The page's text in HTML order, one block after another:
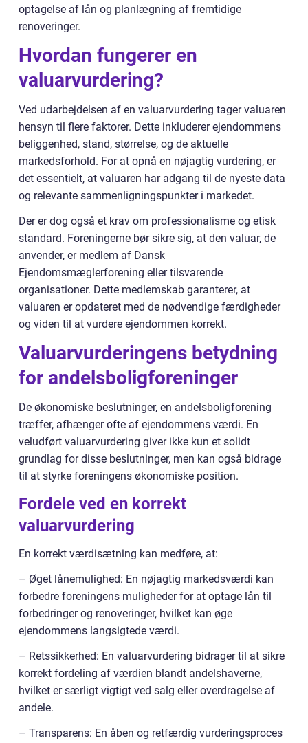
optagelse af lån og planlægning af fremtidige
renoveringer.
Hvordan fungerer en
valuarvurdering?
Ved udarbejdelsen af en valuarvurdering tager valuaren
hensyn til flere faktorer. Dette inkluderer ejendommens
beliggenhed, stand, størrelse, og de aktuelle
markedsforhold. For at opnå en nøjagtig vurdering, er
det essentielt, at valuaren har adgang til de nyeste data
og relevante sammenligningspunkter i markedet.
Der er dog også et krav om professionalisme og etisk
standard. Foreningerne bør sikre sig, at den valuar, de
anvender, er medlem af Dansk
Ejendomsmæglerforening eller tilsvarende
organisationer. Dette medlemskab garanterer, at
valuaren er opdateret med de nødvendige færdigheder
og viden til at vurdere ejendommen korrekt.
Valuarvurderingens betydning
for andelsboligforeninger
De økonomiske beslutninger, en andelsboligforening
træffer, afhænger ofte af ejendommens værdi. En
veludført valuarvurdering giver ikke kun et solidt
grundlag for disse beslutninger, men kan også bidrage
til at styrke foreningens økonomiske position.
Fordele ved en korrekt
valuarvurdering
En korrekt værdisætning kan medføre, at:
– Øget lånemulighed: En nøjagtig markedsværdi kan
forbedre foreningens muligheder for at optage lån til
forbedringer og renoveringer, hvilket kan øge
ejendommens langsigtede værdi.
– Retssikkerhed: En valuarvurdering bidrager til at sikre
korrekt fordeling af værdien blandt andelshaverne,
hvilket er særligt vigtigt ved salg eller overdragelse af
andele.
– Transparens: En åben og retfærdig vurderingsproces